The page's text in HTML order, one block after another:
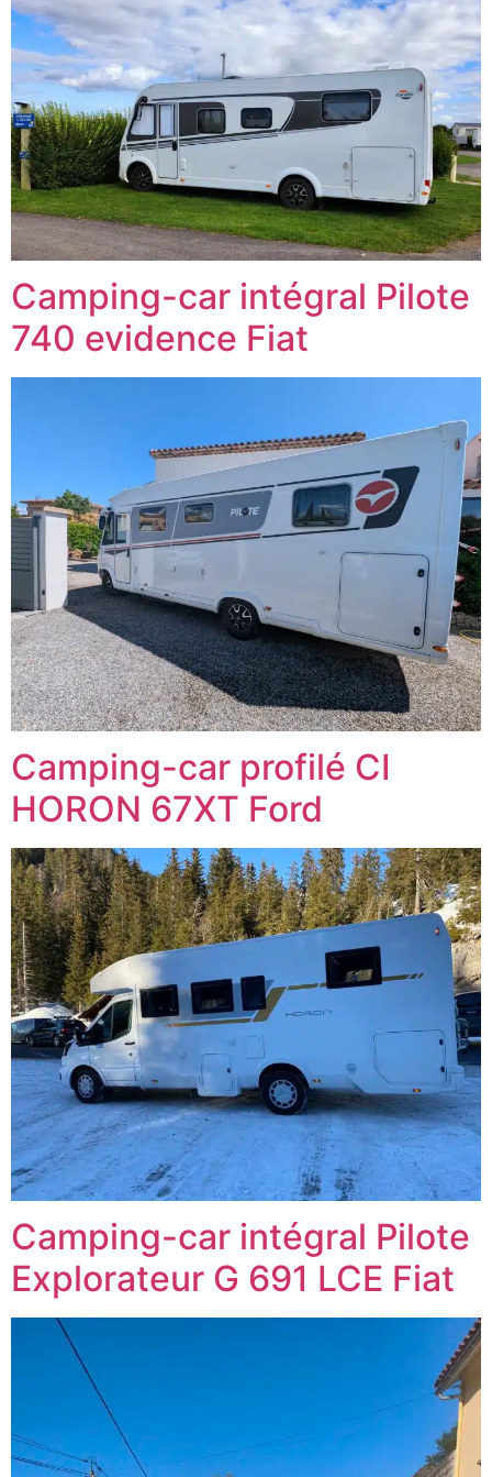
Camping-car intégral Pilote
740 evidence Fiat
Camping-car profilé CI
HORON 67XT Ford
Camping-car intégral Pilote
Explorateur G 691 LCE Fiat